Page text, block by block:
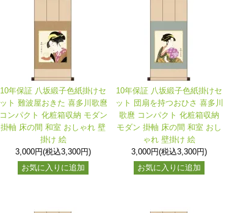
10年保証 八坂緞子色紙掛けセ
ット 難波屋おきた 喜多川歌麿
コンパクト 化粧箱収納 モダン
掛軸 床の間 和室 おしゃれ 壁
掛け 絵
3,000円(税込3,300円)
お気に入りに追加
10年保証 八坂緞子色紙掛けセ
ット 団扇を持つおひさ 喜多川
歌麿 コンパクト 化粧箱収納
モダン 掛軸 床の間 和室 おし
ゃれ 壁掛け 絵
3,000円(税込3,300円)
お気に入りに追加